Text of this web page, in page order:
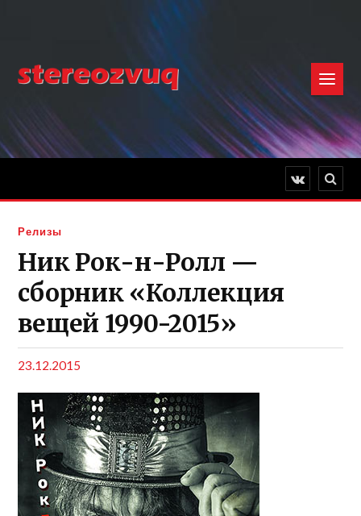
Релизы
Ник Рок-н-Ролл —
сборник «Коллекция
вещей 1990-2015»
23.12.2015